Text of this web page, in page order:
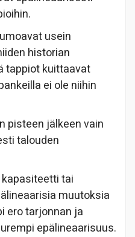
usein
historian
tappiot kuittaavat
ei ole niihin
pisteen jälkeen vain
talouden
tai
muutoksia
ero tarjonnan ja
epälineaarisuus.